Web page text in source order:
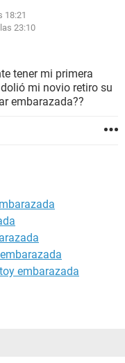
18:21
23:10
tener mi primera
mi novio retiro su
embarazada??
embarazada